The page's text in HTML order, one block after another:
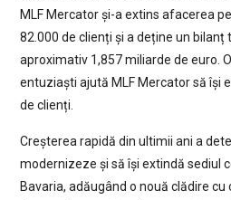
MLF Mercator și-a extins afacerea
82.000 de clienți și a deține un
aproximativ 1,857 miliarde de euro.
entuziaști ajută MLF Mercator să își
de clienți.
Creșterea rapidă din ultimii ani a
modernizeze și să își extindă sediul
Bavaria, adăugând o nouă clădire cu